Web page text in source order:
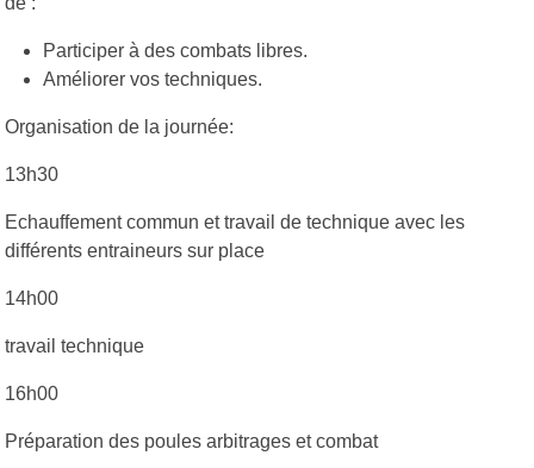
Participer à des combats libres.
Améliorer vos techniques.
Organisation de la journée:
13h30
Echauffement commun et travail de technique avec les
différents entraineurs sur place
14h00
travail technique
16h00
Préparation des poules arbitrages et combat